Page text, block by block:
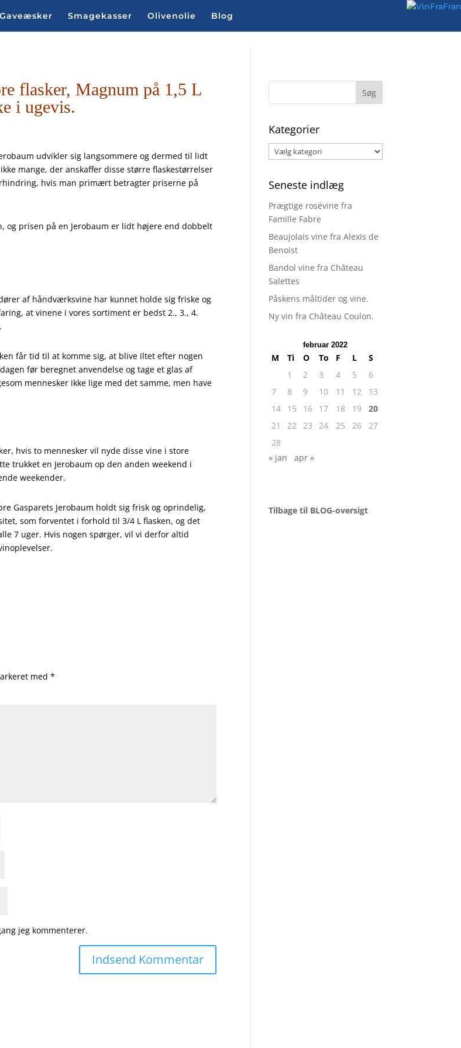
Gaveæsker Smagekasser Olivenolie Blog
flasker, Magnum på 1,5 L
i ugevis.
udvikler sig langsommere og dermed til lidt
mange, der anskaffer disse større flaskestørrelser
hvis man primært betragter priserne på
prisen på en Jerobaum er lidt højere end dobbelt
af håndværksvine har kunnet holde sig friske og
at vinene i vores sortiment er bedst 2., 3., 4.
får tid til at komme sig, at blive iltet efter nogen
før beregnet anvendelse og tage et glas af
mennesker ikke lige med det samme, men have
hvis to mennesker vil nyde disse vine i store
trukket en Jerobaum op den anden weekend i
weekender.
Gasparets Jerobaum holdt sig frisk og oprindelig,
som forventet i forhold til 3/4 L flasken, og det
7 uger. Hvis nogen spørger, vil vi derfor altid
med*
jeg kommenterer.
Kategorier
Kategorier
Seneste indlæg
Prægtige rosévine fra
Famille Fabre
Beaujolais vine fra Alexis de
Benoist
Bandol vine fra Château
Salettes
Påskens måltider og vine.
Ny vin fra Château Coulon.
februar 2022
M Ti O To F L
S
1
2 3 4 5
6
7
8 9 10 11 12
13
14
15 16 17 18 19
20
21
22 23 24 25 26
27
28
« jan
apr »
Tilbage til BLOG-oversigt